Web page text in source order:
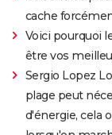
cache
Voici pourquoi
être vos
Sergio Lopez
plage peut
d'énergie, cela